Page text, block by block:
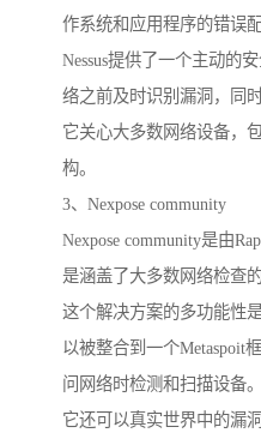
作系统和应用程序的错误配
Nessus提供了一个主动的
络之前及时识别漏洞，同
它关心大多数网络设备，
构。
3、Nexpose community
Nexpose community是由
是涵盖了大多数网络检查
这个解决方案的多功能性
以被整合到一个Metaspoit
问网络时检测和扫描设备。
它还可以真实世界中的漏